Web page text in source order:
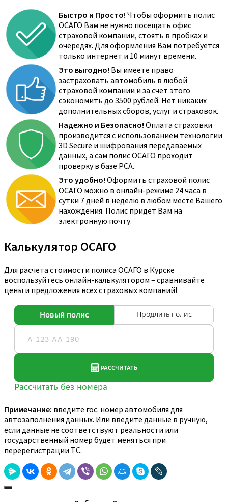
Быстро и Просто! Чтобы оформить полис
ОСАГО Вам не нужно посещать офис
страховой компании, стоять в пробках и
очередях. Для оформления Вам потребуется
только интернет и 10 минут времени.
Это выгодно! Вы имеете право
застраховать автомобиль в любой
страховой компании и за счёт этого
сэкономить до 3500 рублей. Нет никаких
дополнительных сборов, услуг и страховок.
Надежно и Безопасно! Оплата страховки
производится с использованием технологии
3D Secure и шифрования передаваемых
данных, а сам полис ОСАГО проходит
проверку в базе РСА.
Это удобно! Оформить страховой полис
ОСАГО можно в онлайн-режиме 24 часа в
сутки 7 дней в неделю в любом месте Вашего
нахождения. Полис придет Вам на
электронную почту.
Калькулятор ОСАГО
Для расчета стоимости полиса ОСАГО в Курске
воспользуйтесь онлайн-калькулятором – сравнивайте
цены и предложения всех страховых компаний!
Примечание: введите гос. номер автомобиля для
автозаполнения данных. Или введите данные в ручную,
если данные не соответствуют реальности или
государственный номер будет меняться при
перерегистрации ТС.